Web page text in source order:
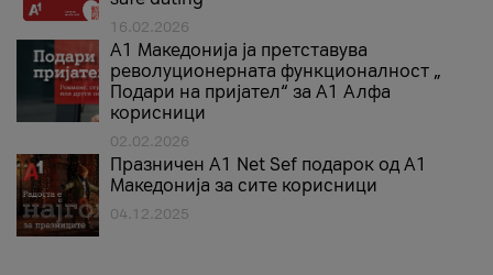
16.02.2026
А1 Македонија ја претставува
револуционерната функционалност „
Подари на пријател“ за А1 Алфа
корисници
02.02.2026
Празничен A1 Net Sеf подарок од А1
Македонија за сите корисници
04.12.2025